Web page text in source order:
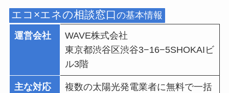
エコ×エネの相談窓口の基本情報
運営会社
WAVE株式会社
東京都渋谷区渋谷3−16−5SHOKAIビ
ル3階
主な対応
複数の太陽光発電業者に無料で一括